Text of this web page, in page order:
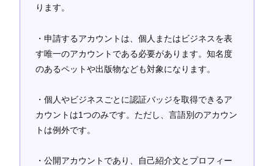
ります。
・申請するアカウントは、個人またはビジネスを表
す唯一のアカウントである必要があります。知名度
のあるペットや出版物なども対象になります。
・個人やビジネスごとに認証バッジを取得できるア
カウントは1つのみです。ただし、言語別のアカウン
トは例外です。
・公開アカウントであり、自己紹介文とプロフィー